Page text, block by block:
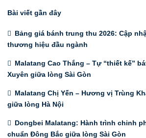
Bài viết gần đây
Bảng giá bánh trung thu 2026: Cập
thương hiệu đầu ngành
Malatang Cao Thắng – Tự “thiết kế”
Xuyên giữa lòng Sài Gòn
Malatang Chị Yến – Hương vị Trùng
giữa lòng Hà Nội
Dongbei Malatang: Hành trình chinh
chuẩn Đông Bắc giữa lòng Sài Gòn